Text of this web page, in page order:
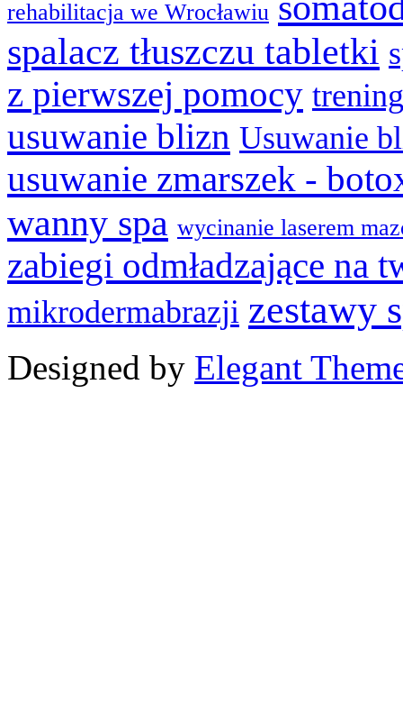
rehabilitacja we Wrocławiu
spalacz tłuszczu tabletki
z pierwszej pomocy
usuwanie blizn Usuwanie
usuwanie zmarszek -
wanny spa wycinanie laserem
zabiegi odmładzające na
mikrodermabrazji zestawy
Designed by Elegant